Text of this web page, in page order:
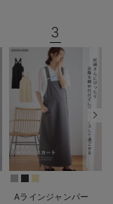
3
Aラインジャンパー